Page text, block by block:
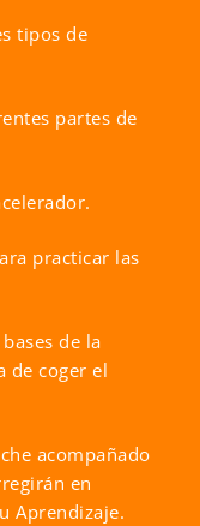
tipos de
partes de
practicar las
de la
de coger el
acompañado
en
Aprendizaje.